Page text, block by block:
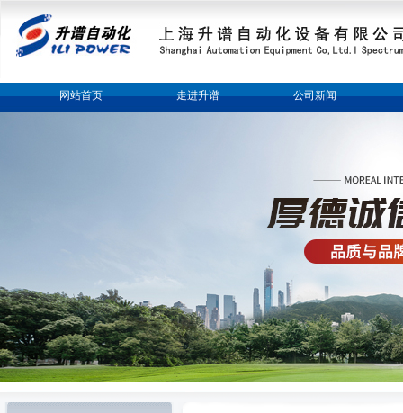
网站首页 走进升谱 公司新闻